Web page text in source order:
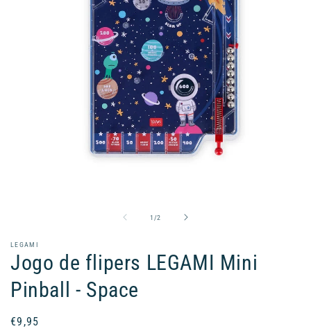
1 /de
2
LEGAMI
Jogo de flipers LEGAMI Mini
Pinball - Space
Preço
€9,95